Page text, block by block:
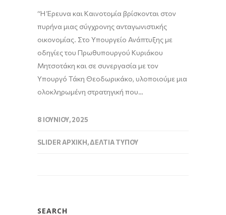
“Η Έρευνα και Καινοτομία βρίσκονται στον
πυρήνα μιας σύγχρονης ανταγωνιστικής
οικονομίας. Στο Υπουργείο Ανάπτυξης με
οδηγίες του Πρωθυπουργού Κυριάκου
Μητσοτάκη και σε συνεργασία με τον
Υπουργό Τάκη Θεοδωρικάκο, υλοποιούμε μια
ολοκληρωμένη στρατηγική που…
8 ΙΟΥΝΊΟΥ, 2025
SLIDER ΑΡΧΙΚΉ,ΔΕΛΤΊΑ ΤΎΠΟΥ
SEARCH